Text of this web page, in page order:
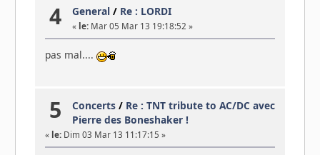
4 General / Re : LORDI
« le: Mar 05 Mar 13 19:18:52 »
pas mal....
5 Concerts / Re : TNT tribute to AC/DC avec
Pierre des Boneshaker !
« le:Dim 03 Mar 13 11:17:15 »